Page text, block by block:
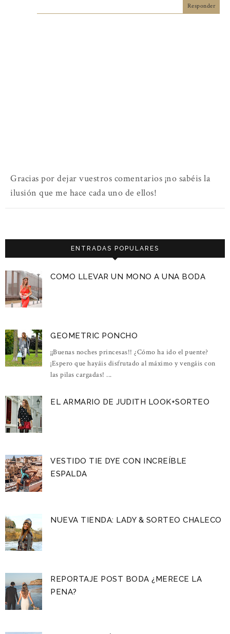
Responder
Gracias por dejar vuestros comentarios ¡no sabéis la
ilusión que me hace cada uno de ellos!
ENTRADAS POPULARES
COMO LLEVAR UN MONO A UNA BODA
GEOMETRIC PONCHO
¡¡Buenas noches princesas!! ¿Cómo ha ido el puente?
¡Espero que hayáis disfrutado al máximo y vengáis con
las pilas cargadas! ...
EL ARMARIO DE JUDITH LOOK+SORTEO
VESTIDO TIE DYE CON INCREÍBLE
ESPALDA
NUEVA TIENDA: LADY & SORTEO CHALECO
REPORTAJE POST BODA ¿MERECE LA
PENA?